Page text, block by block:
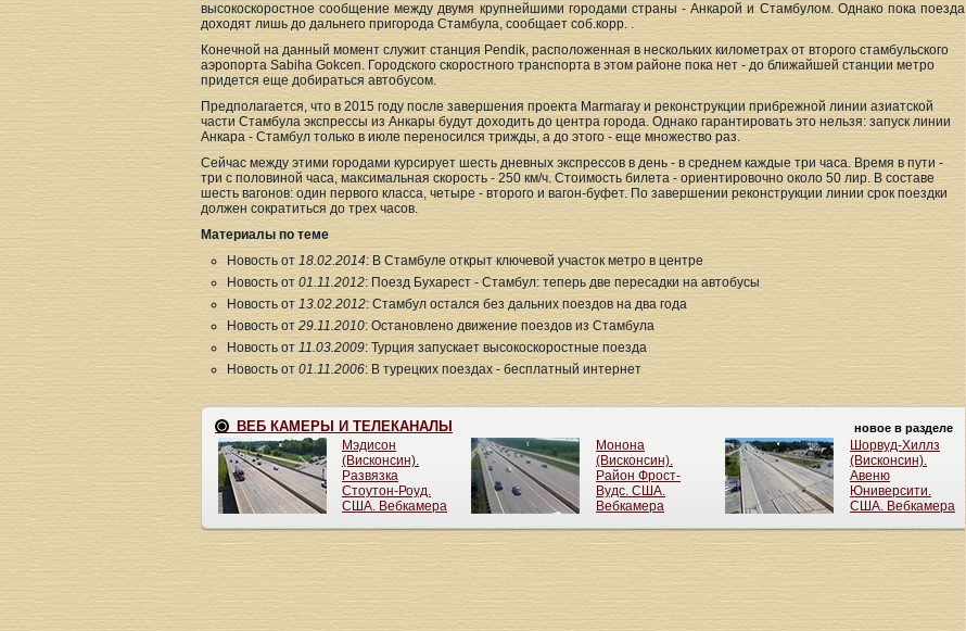
высокоскоростное сообщение между двумя крупнейшими городами страны - Анкарой и Стамбулом. Однако пока поезда
доходят лишь до дальнего пригорода Стамбула, сообщает соб.корр. .
Конечной на данный момент служит станция Pendik, расположенная в нескольких километрах от второго стамбульского
аэропорта Sabiha Gokcen. Городского скоростного транспорта в этом районе пока нет - до ближайшей станции метро
придется еще добираться автобусом.
Предполагается, что в 2015 году после завершения проекта Marmaray и реконструкции прибрежной линии азиатской
части Стамбула экспрессы из Анкары будут доходить до центра города. Однако гарантировать это нельзя: запуск линии
Анкара - Стамбул только в июле переносился трижды, а до этого - еще множество раз.
Сейчас между этими городами курсирует шесть дневных экспрессов в день - в среднем каждые три часа. Время в пути -
три с половиной часа, максимальная скорость - 250 км/ч. Стоимость билета - ориентировочно около 50 лир. В составе
шесть вагонов: один первого класса, четыре - второго и вагон-буфет. По завершении реконструкции линии срок поездки
должен сократиться до трех часов.
Материалы по теме
Новость от 18.02.2014: В Стамбуле открыт ключевой участок метро в центре
Новость от 01.11.2012: Поезд Бухарест - Стамбул: теперь две пересадки на автобусы
Новость от 13.02.2012: Стамбул остался без дальних поездов на два года
Новость от 29.11.2010: Остановлено движение поездов из Стамбула
Новость от 11.03.2009: Турция запускает высокоскоростные поезда
Новость от 01.11.2006: В турецких поездах - бесплатный интернет